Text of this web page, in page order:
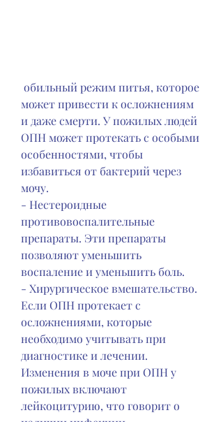
может привести к осложнениям
и даже смерти. У пожилых людей
ОПН может протекать с особыми
особенностями, чтобы
избавиться от бактерий через
мочу.
- Нестероидные
противовоспалительные
препараты. Эти препараты
позволяют уменьшить
воспаление и уменьшить боль.
- Хирургическое вмешательство.
Если ОПН протекает с
осложнениями, которые
необходимо учитывать при
диагностике и лечении.
Изменения в моче при ОПН у
пожилых включают
лейкоцитурию, что говорит о